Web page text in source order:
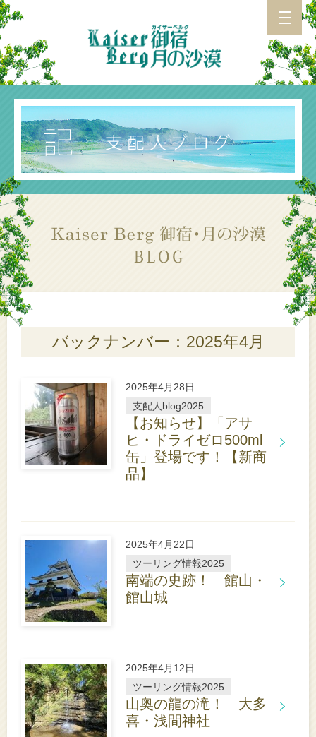
カイザーベルク 御宿・月の沙漠 TOP
施設紹介
アクセス
お食事
支配人ブログ
カイザーベルク総合TOP
バックナンバー：2025年4月
2025年4月28日
支配人blog2025
【お知らせ】「アサ
ヒ・ドライゼロ500ml
缶」登場です！【新商
品】
こ
ら
2025年4月22日
ツーリング情報2025
南端の史跡！ 館山・
館山城
は
ら
2025年4月12日
ツーリング情報2025
山奥の龍の滝！ 大多
喜・浅間神社